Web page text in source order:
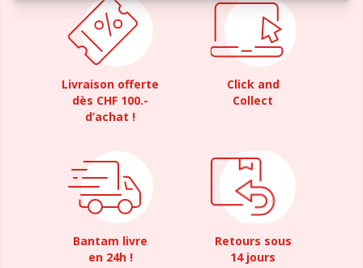
Livraison offerte
dès CHF 100.-
d’achat !
Click and
Collect
Bantam livre
en 24h !
Retours sous
14 jours